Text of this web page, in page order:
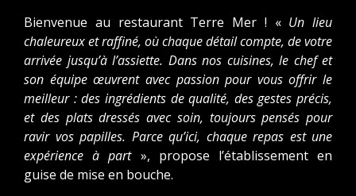
Bienvenue au restaurant Terre Mer ! « Un lieu
chaleureux et raffiné, où chaque détail compte, de votre
arrivée jusqu’à l’assiette. Dans nos cuisines, le chef et
son équipe œuvrent avec passion pour vous offrir le
meilleur : des ingrédients de qualité, des gestes précis,
et des plats dressés avec soin, toujours pensés pour
ravir vos papilles. Parce qu’ici, chaque repas est une
expérience à part», propose l’établissement en
guise de mise en bouche.